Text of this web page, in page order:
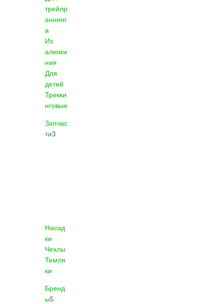
трейлр
аннинг
а
Из
алюми
ния
Для
детей
Трекки
нговые
Запчас
ти3
Насад
ки
Чехлы
Темля
ки
Бренд
ы5